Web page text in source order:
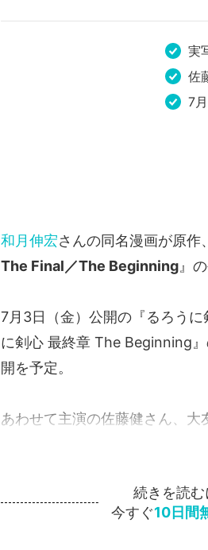
実
佐
7
和月伸宏さんの同名漫画が原作
The Final／The Beginning 』
7月3日（金）公開の『るろう
に剣心 最終章 The Beginning
開を予定。
あわせて主演の佐藤健さん、
続きを読む
今すぐ10日間